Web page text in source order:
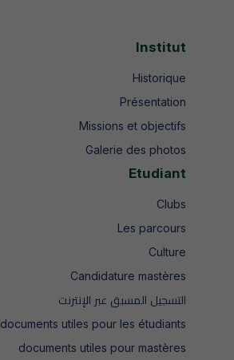
Institut
Historique
Présentation
Missions et objectifs
Galerie des photos
Etudiant
Clubs
Les parcours
Culture
Candidature mastères
التسجيل المسبق عبر الإنترنت
documents utiles pour les étudiants
documents utiles pour mastères